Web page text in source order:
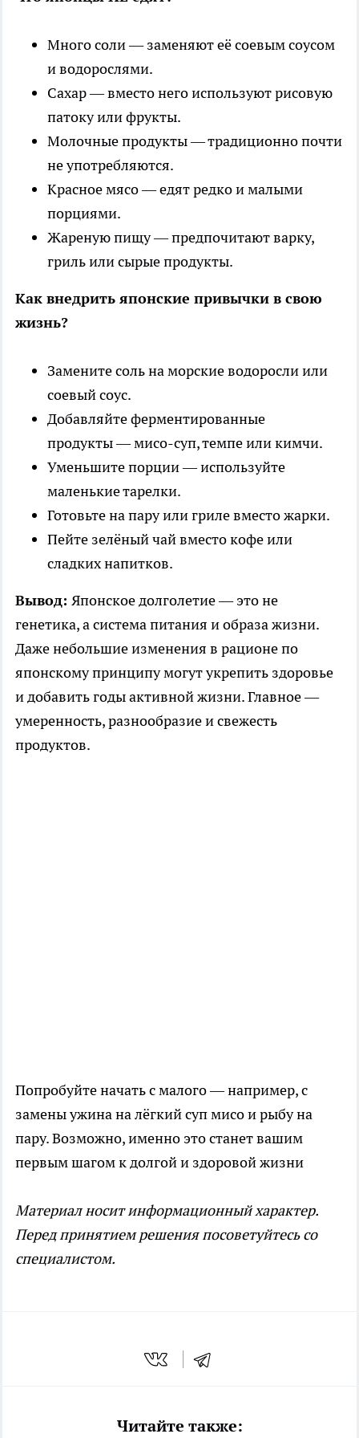
Много соли — заменяют её соевым соусом
и водорослями.
Сахар — вместо него используют рисовую
патоку или фрукты.
Молочные продукты — традиционно почти
не употребляются.
Красное мясо — едят редко и малыми
порциями.
Жареную пищу — предпочитают варку,
гриль или сырые продукты.
Как внедрить японские привычки в свою
жизнь?
Замените соль на морские водоросли или
соевый соус.
Добавляйте ферментированные
продукты — мисо-суп, темпе или кимчи.
Уменьшите порции — используйте
маленькие тарелки.
Готовьте на пару или гриле вместо жарки.
Пейте зелёный чай вместо кофе или
сладких напитков.
Вывод: Японское долголетие — это не
генетика, а система питания и образа жизни.
Даже небольшие изменения в рационе по
японскому принципу могут укрепить здоровье
и добавить годы активной жизни. Главное —
умеренность, разнообразие и свежесть
продуктов.
Попробуйте начать с малого — например, с
замены ужина на лёгкий суп мисо и рыбу на
пару. Возможно, именно это станет вашим
первым шагом к долгой и здоровой жизни
Материал носит информационный характер.
Перед принятием решения посоветуйтесь со
специалистом.
Читайте также: